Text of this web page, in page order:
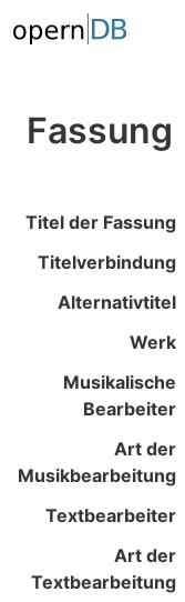
Fassung
Titel der Fassung
Titelverbindung
Alternativtitel
Werk
Musikalische
Bearbeiter
Art der
Musikbearbeitung
Textbearbeiter
Art der
Textbearbeitung